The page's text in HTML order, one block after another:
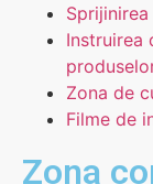
Instruirea
Zona de
Filme de
Zona